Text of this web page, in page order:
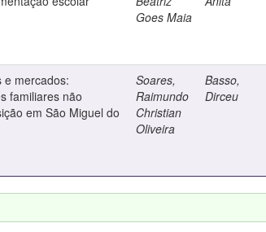
Goes Maia
e mercados:
familiares não
em São Miguel do
Soares,
Raimundo
Christian
Oliveira
Basso,
Dirceu